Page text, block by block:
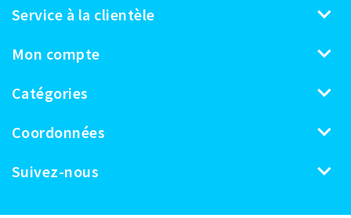
Service à la clientèle
Mon compte
Catégories
Coordonnées
Suivez-nous